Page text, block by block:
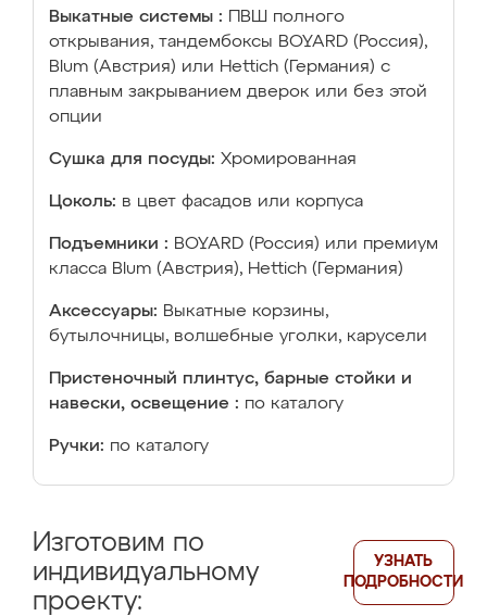
Выкатные системы :
ПВШ полного
открывания, тандембоксы BOYARD (Россия),
Blum (Австрия) или Hettich (Германия) с
плавным закрыванием дверок или без этой
опции
Сушка для посуды: Хромированная
Цоколь: в цвет фасадов или корпуса
Подъемники : BOYARD (Россия) или премиум
класса Blum (Австрия), Hettich (Германия)
Аксессуары: Выкатные корзины,
бутылочницы, волшебные уголки, карусели
Пристеночный плинтус, барные стойки и
навески, освещение : по каталогу
Ручки: по каталогу
Изготовим по
индивидуальному
проекту:
УЗНАТЬ
ПОДРОБНОСТИ